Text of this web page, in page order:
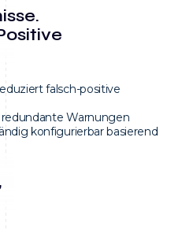
falsch-positive
Warnungen
konfigurierbar basierend